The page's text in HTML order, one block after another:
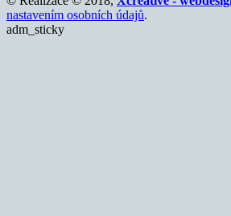
nastavením osobních údajů.
adm_sticky